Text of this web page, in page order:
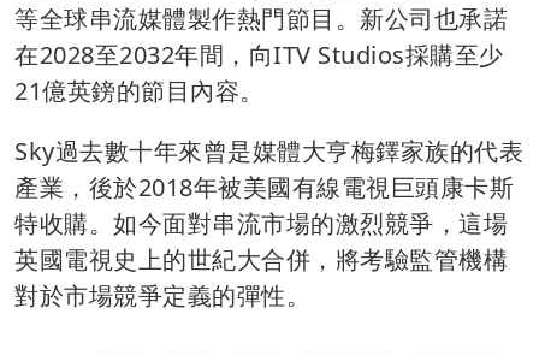
等全球串流媒體製作熱門節目。新公司也承諾
在2028至2032年間，向ITV Studios採購至少
21億英鎊的節目內容。
Sky過去數十年來曾是媒體大亨梅鐸家族的代表
產業，後於2018年被美國有線電視巨頭康卡斯
特收購。如今面對串流市場的激烈競爭，這場
英國電視史上的世紀大合併，將考驗監管機構
對於市場競爭定義的彈性。